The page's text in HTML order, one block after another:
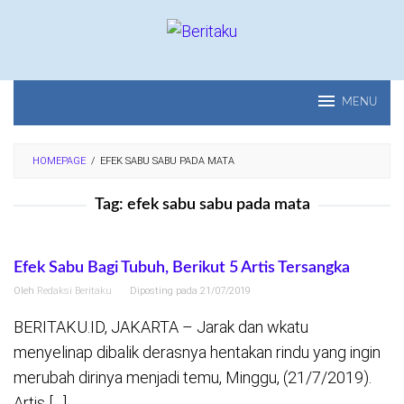
MENU
HOMEPAGE / EFEK SABU SABU PADA MATA
Tag: efek sabu sabu pada mata
Efek Sabu Bagi Tubuh, Berikut 5 Artis Tersangka
Oleh Redaksi Beritaku Diposting pada 21/07/2019
BERITAKU.ID, JAKARTA – Jarak dan wkatu
menyelinap dibalik derasnya hentakan rindu yang ingin
merubah dirinya menjadi temu, Minggu, (21/7/2019).